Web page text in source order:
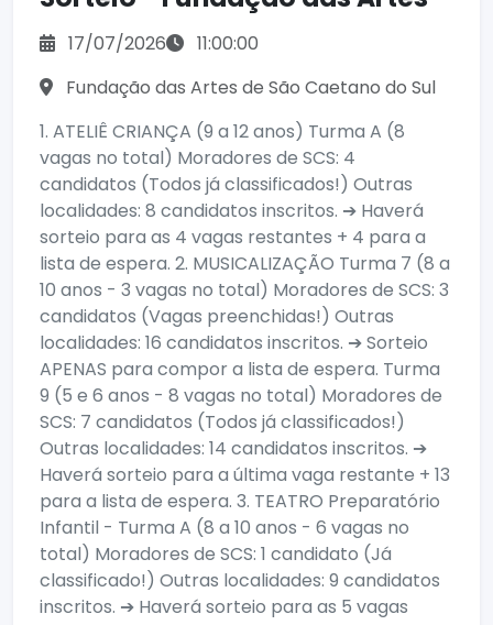
17/07/2026
11:00:00
Fundação das Artes de São Caetano do Sul
1. ATELIÊ CRIANÇA (9 a 12 anos) Turma A (8
vagas no total) Moradores de SCS: 4
candidatos (Todos já classificados!) Outras
localidades: 8 candidatos inscritos. ➔ Haverá
sorteio para as 4 vagas restantes + 4 para a
lista de espera. 2. MUSICALIZAÇÃO Turma 7 (8 a
10 anos - 3 vagas no total) Moradores de SCS: 3
candidatos (Vagas preenchidas!) Outras
localidades: 16 candidatos inscritos. ➔ Sorteio
APENAS para compor a lista de espera. Turma
9 (5 e 6 anos - 8 vagas no total) Moradores de
SCS: 7 candidatos (Todos já classificados!)
Outras localidades: 14 candidatos inscritos. ➔
Haverá sorteio para a última vaga restante + 13
para a lista de espera. 3. TEATRO Preparatório
Infantil - Turma A (8 a 10 anos - 6 vagas no
total) Moradores de SCS: 1 candidato (Já
classificado!) Outras localidades: 9 candidatos
inscritos. ➔ Haverá sorteio para as 5 vagas